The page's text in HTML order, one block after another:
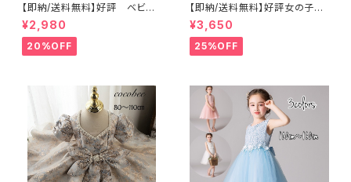
【即納/送料無料】好評 ベビー
ドレス 立体お花 リボン 背面
ロング 女の子フォーマル キ
ッズドレス
¥2,980
20%OFF
【即納/送料無料】好評女の子フ
ォーマル長袖ロング子供ドレス
ピアノ発表会 ジュニア キッズ ロ
ング丈ドレスリングガール フラ
ワーガール120 130 140 150 1
ワイト
¥3,650
25%OFF